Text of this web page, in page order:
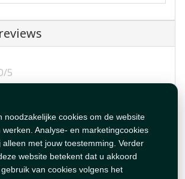
noodzakelijke cookies om de website
Analyse- en marketingcookies
alleen met jouw toestemming. Verder
website betekent dat u akkoord
van cookies volgens het
5